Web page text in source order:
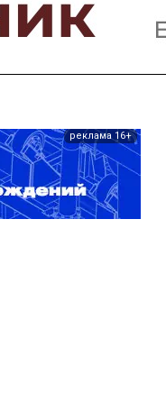
реклама 16+